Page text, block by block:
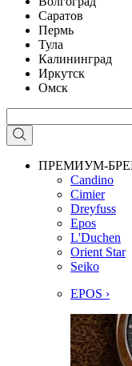
Саратов
Пермь
Тула
Калининград
Иркутск
Омск
ПРЕМИУМ-
Candino
Cimier
Dreyfuss
Epos
L'Duchen
Orient Star
Seiko
EPOS ›